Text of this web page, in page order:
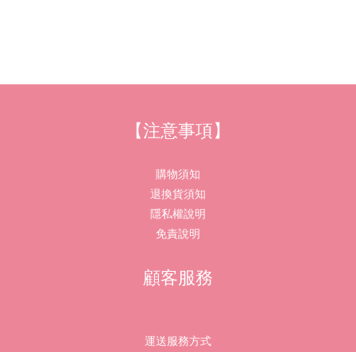
【注意事項】
購物須知
退換貨須知
隱私權說明
免責說明
顧客服務
運送服務方式